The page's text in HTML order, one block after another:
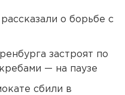
о борьбе с
застроят по
— на паузе
сбили в